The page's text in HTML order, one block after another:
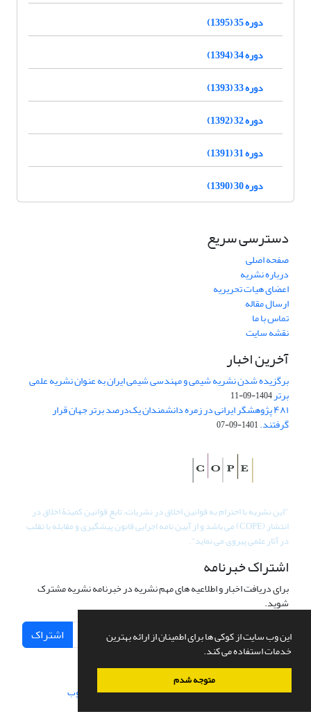
این وب سایت از کوکی ها برای اطمینان از ارائه بهترین
خدمات استفاده می کند.
متوجه شدم
دوره 35 (1395)
دوره 34 (1394)
دوره 33 (1393)
دوره 32 (1392)
دوره 31 (1391)
دوره 30 (1390)
دسترسی سریع
صفحه اصلی
درباره نشریه
اعضای هیات تحریریه
ارسال مقاله
تماس با ما
نقشه سایت
آخرین اخبار
برگزیده شدن نشریه شیمی و مهندسی شیمی ایران به عنوان نشریه علمی
برتر1404-09-11
۴۸۱ پژوهشگر ایرانی در زمره دانشمندان یک‌درصد برتر جهان قرار
گرفتند.1401-09-07
"این نشریه با احترام به قوانین اخلاق در نشریات، تابع قوانین کمیتۀ اخلاق در
انتشار (COPE) می باشد و از آیین نامه اجرایی قانون پیشگیری و مقابله با تقلب
در آثار علمی پیروی می نماید".
اشتراک خبرنامه
برای دریافت اخبار و اطلاعیه های مهم نشریه در خبرنامه نشریه مشترک
شوید.
اشتراک
سامانه مدیریت نشریات علمی.طراحی و پیاده سازی از سیناوب